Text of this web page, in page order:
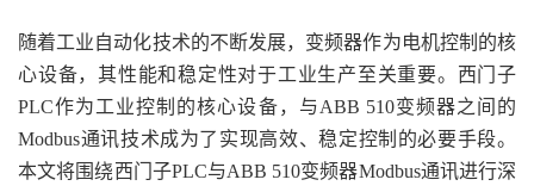
随着工业自动化技术的不断发展，变频器作为电机控制的核
心设备，其性能和稳定性对于工业生产至关重要。西门子
PLC作为工业控制的核心设备，与ABB 510变频器之间的
Modbus通讯技术成为了实现高效、稳定控制的必要手段。
本文将围绕西门子PLC与ABB 510变频器Modbus通讯进行深